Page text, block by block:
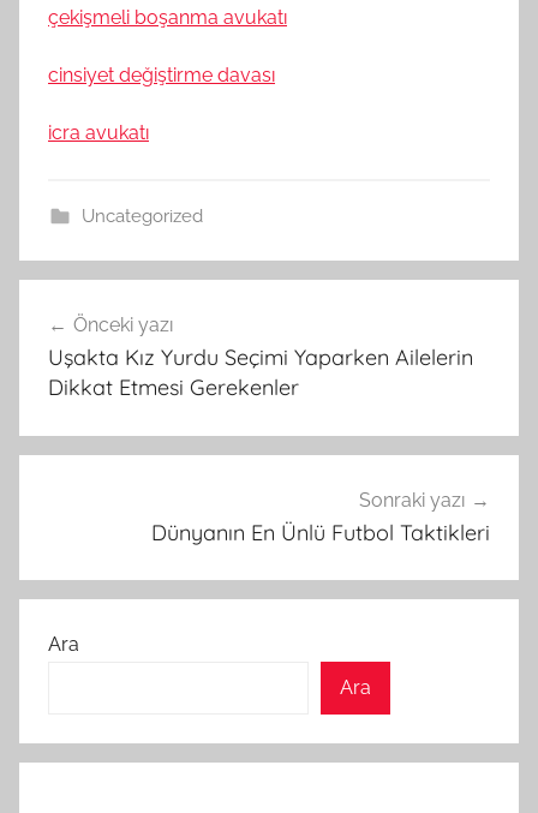
çekişmeli boşanma avukatı
cinsiyet değiştirme davası
icra avukatı
Uncategorized
gezinmesi
Önceki yazı
Uşakta Kız Yurdu Seçimi Yaparken Ailelerin
Dikkat Etmesi Gerekenler
Sonraki yazı
Dünyanın En Ünlü Futbol Taktikleri
Ara
Ara